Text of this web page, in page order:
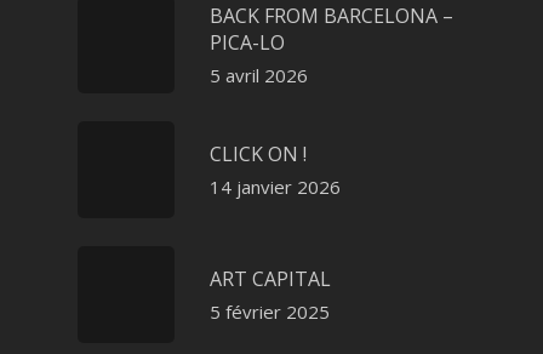
BACK FROM BARCELONA –
PICA-LO
5 avril 2026
CLICK ON !
14 janvier 2026
ART CAPITAL
5 février 2025